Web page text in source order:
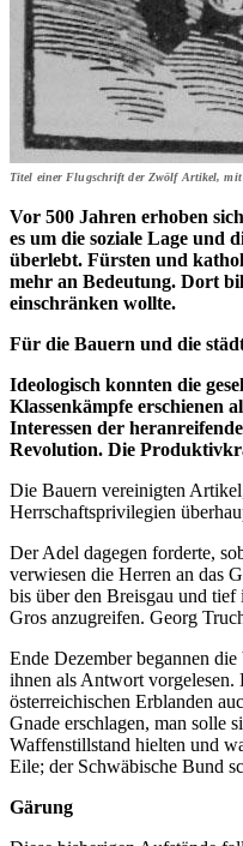
Titel einer Flugschrift der Zwölf Artikel, mit
Vor 500 Jahren erhoben
es um die soziale Lage und
überlebt. Fürsten und
mehr an Bedeutung. Dort
einschränken wollte.
Für die Bauern und die
Ideologisch konnten die
Klassenkämpfe erschienen
Inte­ressen der
Revolution. Die
Die Bauern vereinigten
Herrschaftsprivilegien
Der Adel dagegen forderte,
verwiesen die Herren an das
bis über den Breisgau und
Gros anzugreifen. Georg
Ende Dezember begannen
ihnen als Antwort vorgelesen.
österreichischen Erblanden
Gnade erschlagen, man solle
Waffenstillstand hielten und
Eile; der Schwäbische Bund
Gärung